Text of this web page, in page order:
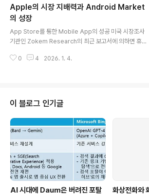
년까지 3.26배로 성장할 것으로 예상된다.단순히 Mobile
Device의 판매량만 높아지는 것은 아니다. 사용자들의 이
용행태와 벨류 체인을 파괴하면서 ICT 시장을 재정의하고
있다. 반면에 기존 ICT산업의 중심이 되었던 Home PC
번 포스팅..
Apple의 시장 지배력과 Android Market
의 성장
App Store를 통한 Mobile App의 성공 미국 시장조사
기관인 Zokem Research의 최근 보고서에 의하면 휴대
간은 총 667분으로 음성통화(531분), 웹서핑(422분) 이
텐츠들과 정보가 유통되고 사용자들의 Mobile 기기를 사
용하는 행태가 변하고 있는 것이다. 이번 포스팅에서는 Ap
p Store의 현재 상황을 이해하기 위해 몇가지 보고서의
주요 부분을 공유하고자 한다. App Store에 대한 대응 전
략이나 보고서를 만들 때 도움이 되기를 ..
0 4 2026. 1. 4.
이 블로그 인기글
AI 시대에 Daum은 버려진 포탈
화상전화와